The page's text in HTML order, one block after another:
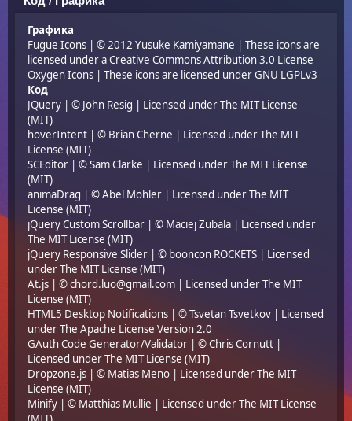
Графика
Fugue Icons | © 2012 Yusuke Kamiyamane | These icons are
licensed under a Creative Commons Attribution 3.0 License
Oxygen Icons | These icons are licensed underGNU LGPLv3
Код
JQuery | © John Resig | Licensed underThe MIT License
(MIT)
hoverIntent | © Brian Cherne | Licensed underThe MIT
License (MIT)
SCEditor | © Sam Clarke | Licensed underThe MIT License
(MIT)
animaDrag | © Abel Mohler | Licensed underThe MIT
License (MIT)
jQuery Custom Scrollbar | © Maciej Zubala | Licensed under
The MIT License (MIT)
jQuery Responsive Slider | © booncon ROCKETS | Licensed
underThe MIT License (MIT)
At.js | © chord.luo@gmail.com | Licensed underThe MIT
License (MIT)
HTML5 Desktop Notifications | © Tsvetan Tsvetkov | Licensed
underThe Apache License Version 2.0
GAuth Code Generator/Validator | © Chris Cornutt |
Licensed underThe MIT License (MIT)
Dropzone.js | © Matias Meno | Licensed underThe MIT
License (MIT)
Minify | © Matthias Mullie | Licensed underThe MIT License